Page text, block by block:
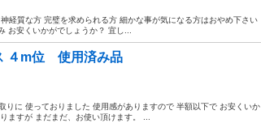
経質な方 完璧を求められる方 細かな事が気になる方はおやめ下さい
お安くいかがでしょうか？ 宜し...
４m位 使用済み品
りに 使っておりました 使用感がありますので 半額以下で お安くいか
ますが まだまだ、お使い頂けます。 ...